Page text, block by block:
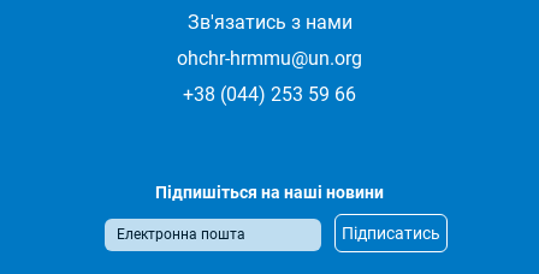
Зв'язатись з нами
ohchr-hrmmu@un.org
+38 (044) 253 59 66
Підпишіться на наші новини